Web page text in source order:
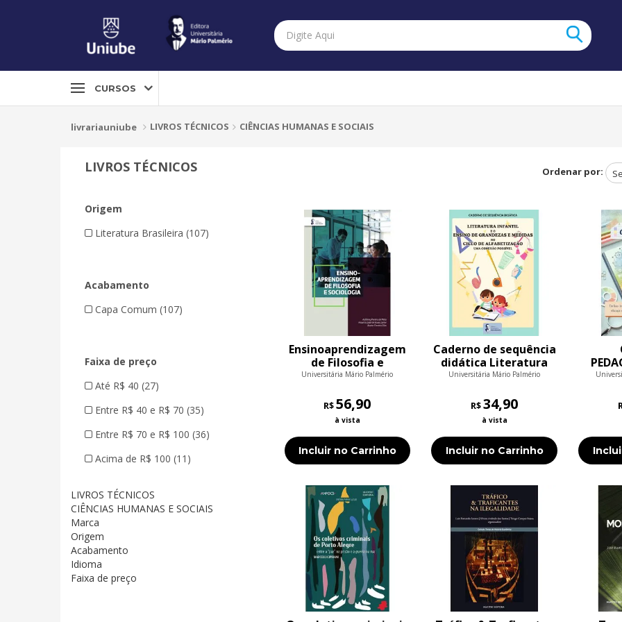
CURSOS
livrariauniube LIVROS TÉCNICOS CIÊNCIAS HUMANAS E SOCIAIS
LIVROS TÉCNICOS
Origem
Literatura Brasileira (107)
Acabamento
Capa Comum (107)
Faixa de preço
Até R$ 40 (27)
Entre R$ 40 e R$ 70 (35)
Entre R$ 70 e R$ 100 (36)
Acima de R$ 100 (11)
LIVROS TÉCNICOS
CIÊNCIAS HUMANAS E SOCIAIS
Marca
Origem
Acabamento
Idioma
Faixa de preço
Ordenar por:
Ensinoaprendizagem
de Filosofia e
Sociologia
Universitária Mário Palmério
R$56,90
à vista
Incluir no Carrinho
Caderno de sequência
didática Literatura
infantil e o ensino de
no ciclo de
alfabetização Uma
Universitária Mário Palmério
R$34,90
à vista
Incluir no Carrinho